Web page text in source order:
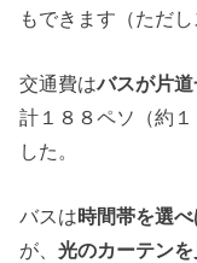
もできます（ただ
交通費はバスが片
計１８８ペソ（約１
した。
バスは時間帯を選
が、光のカーテン